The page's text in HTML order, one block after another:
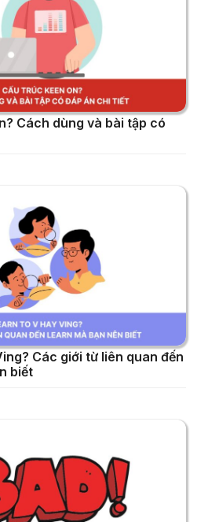
Cách dùng và bài tập có
Các giới từ liên quan đến
biết